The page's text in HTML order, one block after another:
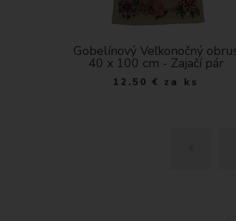
Gobelínový Veľkonočný
40 x 100 cm - Zajačí pár
12.50 € za ks